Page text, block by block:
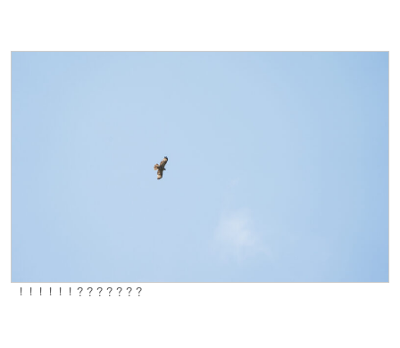
！！！！！！？？？？？？？